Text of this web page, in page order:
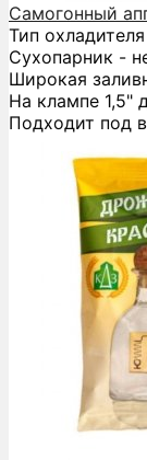
Самогонный
Тип
Сухопарник -
Широкая
На клампе 1,5"
Подходит под